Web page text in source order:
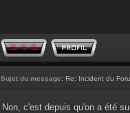
Sujet du message: Re: Incident du
Non, c'est depuis qu'on a été